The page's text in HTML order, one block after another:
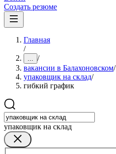
Создать резюме
Главная
/
... /
вакансии в Балахоновском/
упаковщик на склад/
гибкий график
упаковщик на склад